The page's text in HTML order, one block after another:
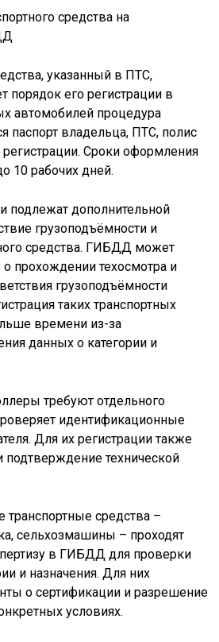
указанный в ПТС,
порядок его регистрации в
автомобилей процедура
паспорт владельца, ПТС, полис
Сроки оформления
10 рабочих дней.
подлежат дополнительной
грузоподъёмности и
средства. ГИБДД может
о прохождении техосмотра и
грузоподъёмности
таких транспортных
времени из-за
данных о категории и
требуют отдельного
идентификационные
Для их регистрации также
технической
средства –
сельхозмашины – проходят
в ГИБДД для проверки
и назначения. Для них
о сертификации и разрешение
условиях.